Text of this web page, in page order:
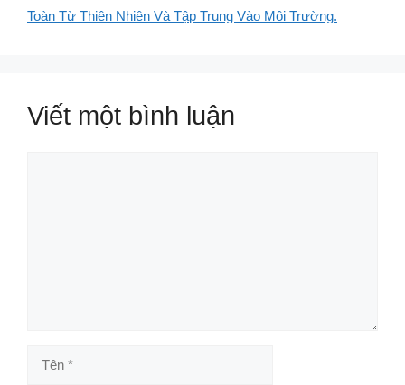
Toàn Từ Thiên Nhiên Và Tập Trung Vào Môi Trường.
Viết một bình luận